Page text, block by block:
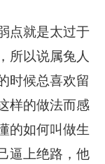
就是太过于
所以说属兔人
时候总喜欢留
样的做法而感
的如何叫做生
逼上绝路，他